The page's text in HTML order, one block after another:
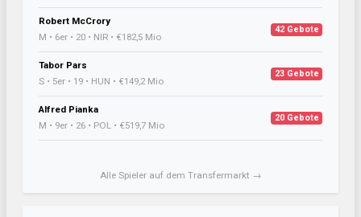
Robert McCrory
M • 6er • 20 • NIR • €182,5 Mio
42 Gebote
Tabor Pars
S • 5er • 19 • HUN • €149,2 Mio
23 Gebote
Alfred Pianka
M • 9er • 26 • POL • €519,7 Mio
20 Gebote
Alle Spieler auf dem Transfermarkt →